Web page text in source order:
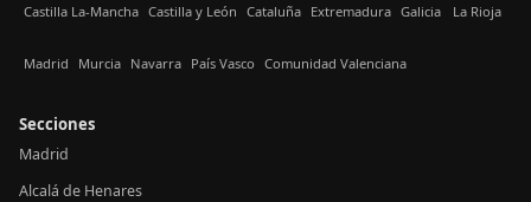
Castilla La-Mancha Castilla y León Cataluña Extremadura Galicia La Rioja
Madrid Murcia Navarra País Vasco Comunidad Valenciana
Secciones
Madrid
Alcalá de Henares